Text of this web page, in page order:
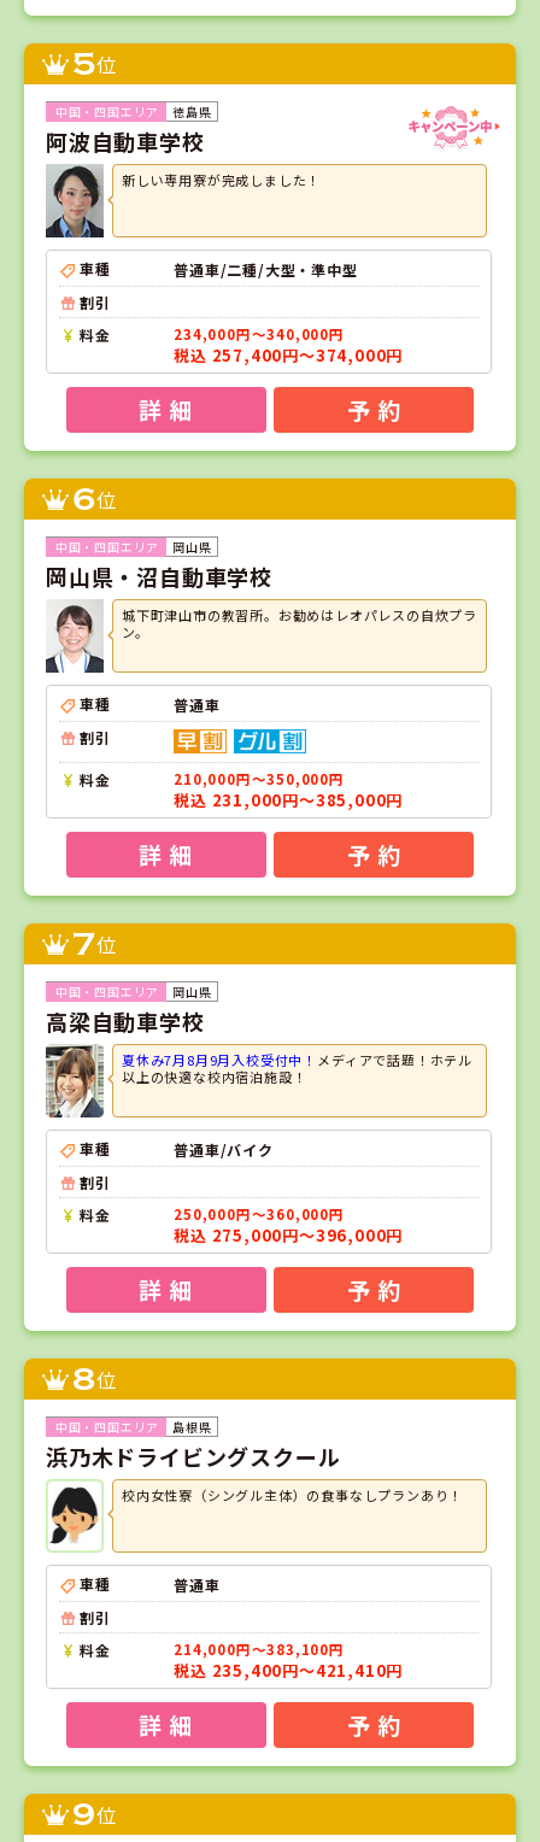
5位
徳島県
阿波自動車学校
新しい専用寮が完成しました！
車種
普通車/二種/大型・準中型
割引
料金
234,000円～340,000円
税込 257,400円～374,000円
詳 細 予 約
6位
岡山県
岡山県・沼自動車学校
城下町津山市の教習所。お勧めはレオパレスの自炊プラ
ン。
車種
普通車
割引
料金 210,000円～350,000円
税込 231,000円～385,000円
詳 細 予 約
7位
岡山県
高梁自動車学校
夏休み7月8月9月入校受付中！ メディアで話題！ホテル
以上の快適な校内宿泊施設！
車種
普通車/バイク
割引
料金
250,000円～360,000円
税込 275,000円～396,000円
詳 細 予 約
8位
島根県
浜乃木ドライビングスクール
校内女性寮（シングル主体）の食事なしプランあり！
車種
普通車
割引
料金
214,000円～383,100円
税込 235,400円～421,410円
詳 細 予 約
9位